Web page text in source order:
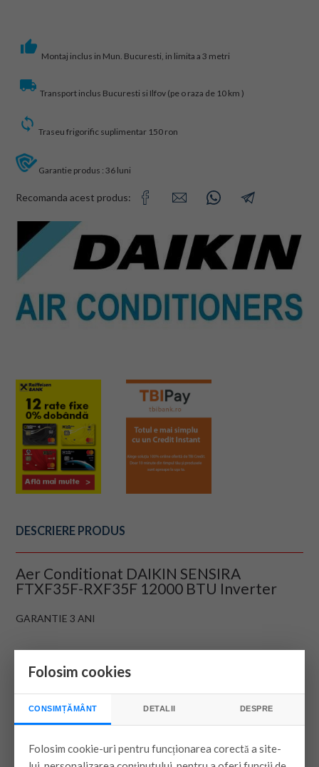
Montaj inclus in Mun. Bucuresti, in limita a 3 metri
Transport inclus Bucuresti si Ilfov (pe o raza de 10 km )
Traseu frigorific suplimentar 150 ron
Garantie produs : 36 luni
Recomanda acest produs:
DESCRIERE PRODUS
Aer Conditionat DAIKIN SENSIRA
FTXF35F-RXF35F 12000 BTU Inverter
GARANTIE 3 ANI
Folosim cookies
CONSIMȚĂMÂNT DETALII DESPRE
Folosim cookie-uri pentru funcționarea corectă a site-